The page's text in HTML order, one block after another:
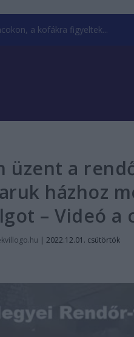
a kofákra figyeltek...
üzent a
házhoz
– Videó a
| 2022.12.01. csütörtök